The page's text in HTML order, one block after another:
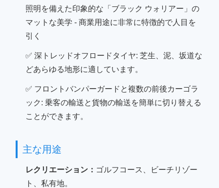
照明を備えた印象的な「ブラック ウォリアー」の
マットな美学 - 商業用途に非常に特徴的で人目を
引く
✅ 深トレッドオフロードタイヤ: 芝生、泥、坂道な
どあらゆる地形に適しています。
✅ フロントバンパーガードと複数の前後カーゴラ
ック: 乗客の輸送と貨物の輸送を簡単に切り替える
ことができます。
主な用途
レクリエーション： ゴルフコース、ビーチリゾー
ト、私有地。